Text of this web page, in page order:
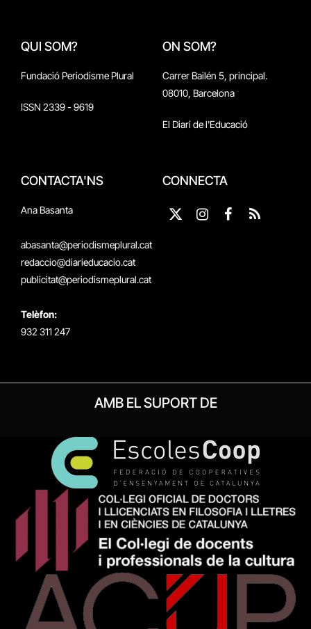
QUI SOM?
Fundació Periodisme Plural
ISSN 2339 - 9619
ON SOM?
Carrer Bailén 5, principal.
08010, Barcelona
El Diari de l'Educació
CONTACTA'NS
Ana Basanta
abasanta@periodismeplural.cat
redaccio@diarieducacio.cat
publicitat@periodismeplural.cat
Telèfon:
932 311 247
CONNECTA
X
Instagram
Facebook
RSS
AMB EL SUPORT DE